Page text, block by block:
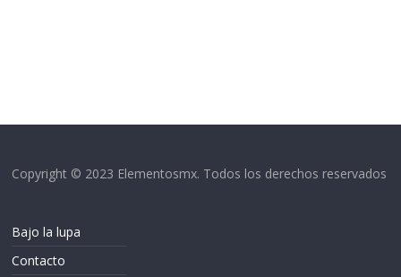
Copyright © 2023 Elementosmx. Todos los derechos reservados
Bajo la lupa
Contacto